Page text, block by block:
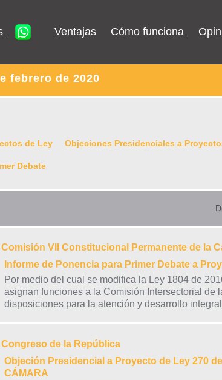
Ventajas Cómo funciona
febrero de 2020
de Ley Objeciones Presidenciales a
Debate
Comisión VII Constitucional Permanente de la
Informe de Ponencia para Primer Debate a
Por medio del cual se modifica la Ley 1804 de
asignan funciones a la Comisión Intersectorial de
disposiciones para la atención y desarrollo
Congreso de la República
Objeción Presidencial a Proyecto de Ley 270
CÁMARA